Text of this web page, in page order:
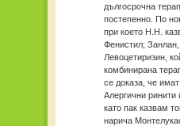
дългосрочна
постепенно. По
при което Н.Н.
Фенистил;
Левоцетиризин,
комбинирана
се доказа, че
Алергични
като пак казвам
нарича